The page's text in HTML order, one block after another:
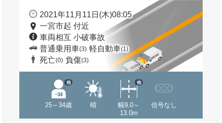
2021年11月11日(木)08:05
一宮市起 付近
車両相互 小破事故
普通乗用車(3) 軽自動車(1)
死亡(0) 負傷(3)
25～34歳
他
晴
幅9.0～
13.0m
他
信号なし